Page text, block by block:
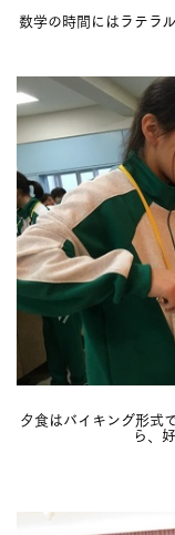
数学の時間にはラテラ
夕食はバイキング形式
ら、